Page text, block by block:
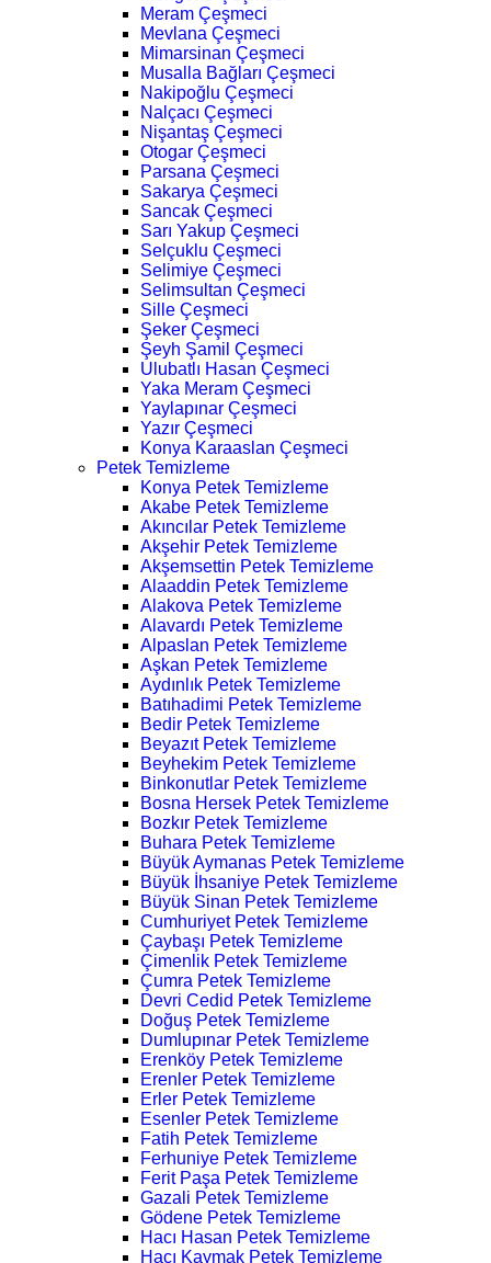
Meram Çeşmeci
Mevlana Çeşmeci
Mimarsinan Çeşmeci
Musalla Bağları Çeşmeci
Nakipoğlu Çeşmeci
Nalçacı Çeşmeci
Nişantaş Çeşmeci
Otogar Çeşmeci
Parsana Çeşmeci
Sakarya Çeşmeci
Sancak Çeşmeci
Sarı Yakup Çeşmeci
Selçuklu Çeşmeci
Selimiye Çeşmeci
Selimsultan Çeşmeci
Sille Çeşmeci
Şeker Çeşmeci
Şeyh Şamil Çeşmeci
Ulubatlı Hasan Çeşmeci
Yaka Meram Çeşmeci
Yaylapınar Çeşmeci
Yazır Çeşmeci
Konya Karaaslan Çeşmeci
Petek Temizleme
Konya Petek Temizleme
Akabe Petek Temizleme
Akıncılar Petek Temizleme
Akşehir Petek Temizleme
Akşemsettin Petek Temizleme
Alaaddin Petek Temizleme
Alakova Petek Temizleme
Alavardı Petek Temizleme
Alpaslan Petek Temizleme
Aşkan Petek Temizleme
Aydınlık Petek Temizleme
Batıhadimi Petek Temizleme
Bedir Petek Temizleme
Beyazıt Petek Temizleme
Beyhekim Petek Temizleme
Binkonutlar Petek Temizleme
Bosna Hersek Petek Temizleme
Bozkır Petek Temizleme
Buhara Petek Temizleme
Büyük Aymanas Petek Temizleme
Büyük İhsaniye Petek Temizleme
Büyük Sinan Petek Temizleme
Cumhuriyet Petek Temizleme
Çaybaşı Petek Temizleme
Çimenlik Petek Temizleme
Çumra Petek Temizleme
Devri Cedid Petek Temizleme
Doğuş Petek Temizleme
Dumlupınar Petek Temizleme
Erenköy Petek Temizleme
Erenler Petek Temizleme
Erler Petek Temizleme
Esenler Petek Temizleme
Fatih Petek Temizleme
Ferhuniye Petek Temizleme
Ferit Paşa Petek Temizleme
Gazali Petek Temizleme
Gödene Petek Temizleme
Hacı Hasan Petek Temizleme
Hacı Kaymak Petek Temizleme